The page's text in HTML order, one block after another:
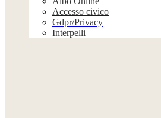
Accesso civico
Gdpr/Privacy
Interpelli